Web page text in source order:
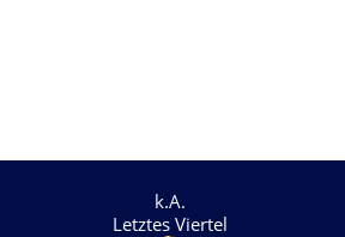
k.A.
Letztes Viertel